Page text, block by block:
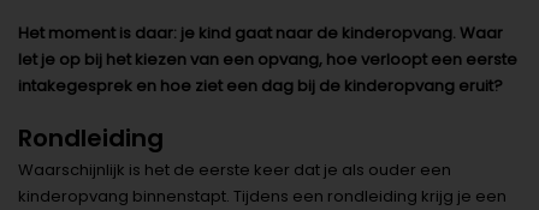
Het moment is daar: je kind gaat naar de kinderopvang. Waar
let je op bij het kiezen van een opvang, hoe verloopt een eerste
intakegesprek en hoe ziet een dag bij de kinderopvang eruit?
Rondleiding
Waarschijnlijk is het de eerste keer dat je als ouder een
kinderopvang binnenstapt. Tijdens een rondleiding krijg je een